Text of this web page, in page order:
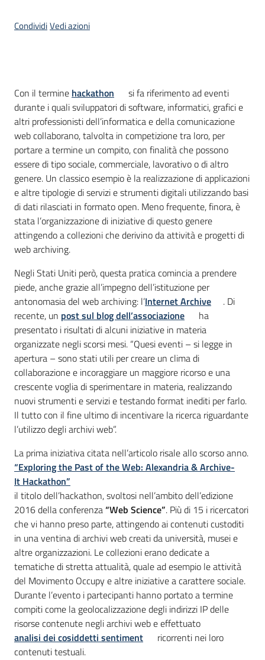
Seguici
CondividiVedi azioni
Introduzione
Con il termine hackathon
si fa riferimento ad eventi
durante i quali sviluppatori di software, informatici, grafici e
altri professionisti dell’informatica e della comunicazione
web collaborano, talvolta in competizione tra loro, per
portare a termine un compito, con finalità che possono
essere di tipo sociale, commerciale, lavorativo o di altro
genere. Un classico esempio è la realizzazione di applicazioni
e altre tipologie di servizi e strumenti digitali utilizzando basi
di dati rilasciati in formato open. Meno frequente, finora, è
stata l’organizzazione di iniziative di questo genere
attingendo a collezioni che derivino da attività e progetti di
web archiving.
Negli Stati Uniti però, questa pratica comincia a prendere
piede, anche grazie all’impegno dell’istituzione per
antonomasia del web archiving: l’Internet Archive
. Di
recente, un post sul blog dell’associazione
ha
presentato i risultati di alcuni iniziative in materia
organizzate negli scorsi mesi. “Quesi eventi – si legge in
apertura – sono stati utili per creare un clima di
collaborazione e incoraggiare un maggiore ricorso e una
crescente voglia di sperimentare in materia, realizzando
nuovi strumenti e servizi e testando format inediti per farlo.
Il tutto con il fine ultimo di incentivare la ricerca riguardante
l’utilizzo degli archivi web”.
La prima iniziativa citata nell’articolo risale allo scorso anno.
“Exploring the Past of the Web: Alexandria & Archive-
It Hackathon”
il titolo dell’hackathon, svoltosi nell’ambito dell’edizione
2016 della conferenza“Web Science”. Più di 15 i ricercatori
che vi hanno preso parte, attingendo ai contenuti custoditi
in una ventina di archivi web creati da università, musei e
altre organizzazioni. Le collezioni erano dedicate a
tematiche di stretta attualità, quale ad esempio le attività
del Movimento Occupy e altre iniziative a carattere sociale.
Durante l’evento i partecipanti hanno portato a termine
compiti come la geolocalizzazione degli indirizzi IP delle
risorse contenute negli archivi web e effettuato
analisi dei cosiddetti sentiment
ricorrenti nei loro
contenuti testuali.